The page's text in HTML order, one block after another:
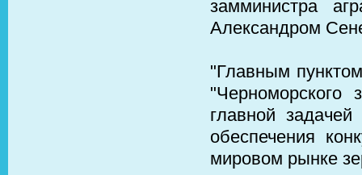
замминистра
Александром
"Главным
"Черноморского
главной
обеспечения
мировом рынке